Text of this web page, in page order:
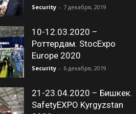
Security - 7 декабря, 2019
10-12.03.2020 –
Роттердам. StocExpo
Europe 2020
Security - 6 декабря, 2019
21-23.04.2020 – Бишкек.
SafetyEXPO Kyrgyzstan